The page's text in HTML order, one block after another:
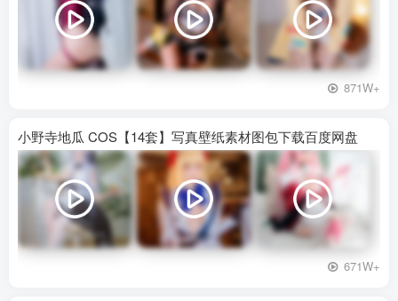
871W+
小野寺地瓜 COS【14套】写真壁纸素材图包下载百度网盘
671W+